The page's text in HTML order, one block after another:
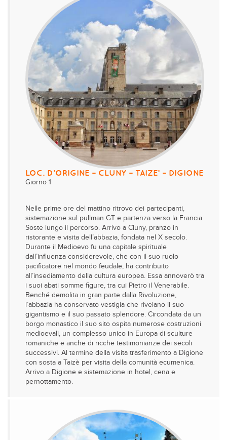
LOC. D’ORIGINE – CLUNY – TAIZE’ – DIGIONE
Giorno 1
Nelle prime ore del mattino ritrovo dei partecipanti,
sistemazione sul pullman GT e partenza verso la Francia.
Soste lungo il percorso. Arrivo a Cluny, pranzo in
ristorante e visita dell’abbazia, fondata nel X secolo.
Durante il Medioevo fu una capitale spirituale
dall’influenza considerevole, che con il suo ruolo
pacificatore nel mondo feudale, ha contribuito
all’insediamento della cultura europea. Essa annoverò tra
i suoi abati somme figure, tra cui Pietro il Venerabile.
Benché demolita in gran parte dalla Rivoluzione,
l’abbazia ha conservato vestigia che rivelano il suo
gigantismo e il suo passato splendore. Circondata da un
borgo monastico il suo sito ospita numerose costruzioni
medioevali, un complesso unico in Europa di sculture
romaniche e anche di ricche testimonianze dei secoli
successivi. Al termine della visita trasferimento a Digione
con sosta a Taizè per visita della comunità ecumenica.
Arrivo a Digione e sistemazione in hotel, cena e
pernottamento.